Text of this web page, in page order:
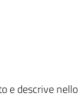
e descrive